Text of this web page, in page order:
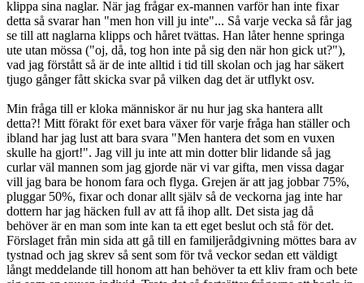
klippa sina naglar. När jag frågar ex-mannen varför han inte fixar
detta så svarar han "men hon vill ju inte"... Så varje vecka så får jag
se till att naglarna klipps och håret tvättas. Han låter henne springa
ute utan mössa ("oj, då, tog hon inte på sig den när hon gick ut?"),
vad jag förstått så är de inte alltid i tid till skolan och jag har säkert
tjugo gånger fått skicka svar på vilken dag det är utflykt osv.
Min fråga till er kloka människor är nu hur jag ska hantera allt
detta?! Mitt förakt för exet bara växer för varje fråga han ställer och
ibland har jag lust att bara svara "Men hantera det som en vuxen
skulle ha gjort!". Jag vill ju inte att min dotter blir lidande så jag
curlar väl mannen som jag gjorde när vi var gifta, men vissa dagar
vill jag bara be honom fara och flyga. Grejen är att jag jobbar 75%,
pluggar 50%, fixar och donar allt själv så de veckorna jag inte har
dottern har jag häcken full av att få ihop allt. Det sista jag då
behöver är en man som inte kan ta ett eget beslut och stå för det.
Förslaget från min sida att gå till en familjerådgivning möttes bara av
tystnad och jag skrev så sent som för två veckor sedan ett väldigt
långt meddelande till honom att han behöver ta ett kliv fram och bete